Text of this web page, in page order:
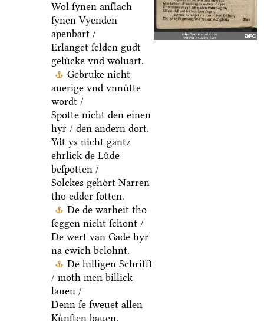
Wol ſynen anſlach
ſynen Vyenden
apenbart /
Erlanget ſelden gudt
geluͤcke vnd woluart.
Gebruke nicht
auerige vnd vnnuͤtte
wordt /
Spotte nicht den einen
hyr / den andern dort.
Ydt ys nicht gantz
ehrlick de Luͤde
beſpotten /
Solckes gehoͤrt Narren
tho edder ſotten.
De de warheit tho
ſeggen nicht ſchont /
De wert van Gade hyr
na ewich belohnt.
De hilligen Schrifft
/ moth men billick
lauen /
Denn ſe ſweuet allen
Kuͤnſten bauen.